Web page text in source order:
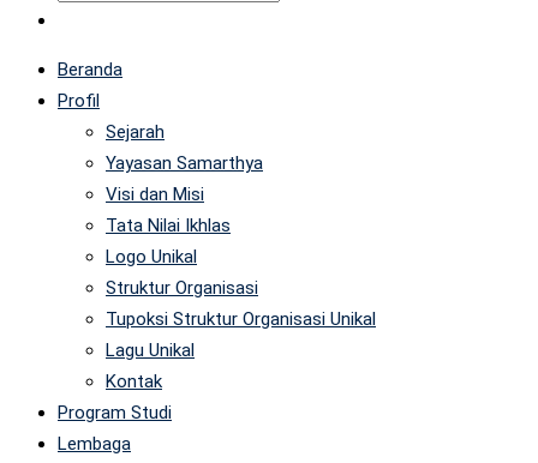
Beranda
Profil
Sejarah
Yayasan Samarthya
Visi dan Misi
Tata Nilai Ikhlas
Logo Unikal
Struktur Organisasi
Tupoksi Struktur Organisasi Unikal
Lagu Unikal
Kontak
Program Studi
Lembaga